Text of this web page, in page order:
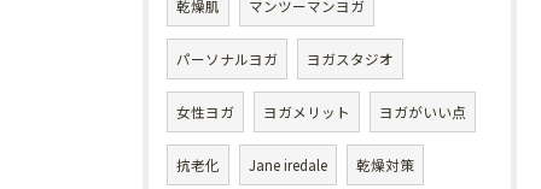
乾燥肌 マンツーマンヨガ
パーソナルヨガ ヨガスタジオ
女性ヨガ ヨガメリット ヨガがいい点
抗老化 Jane iredale 乾燥対策